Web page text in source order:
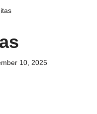
10, 2025